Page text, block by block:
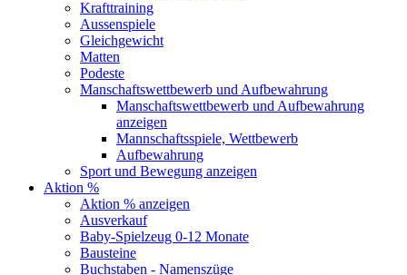
Krafttraining
Aussenspiele
Gleichgewicht
Matten
Podeste
Manschaftswettbewerb und Aufbewahrung
Manschaftswettbewerb und Aufbewahrung
anzeigen
Mannschaftsspiele, Wettbewerb
Aufbewahrung
Sport und Bewegung anzeigen
Aktion %
Aktion % anzeigen
Ausverkauf
Baby-Spielzeug 0-12 Monate
Bausteine
Buchstaben - Namenszüge